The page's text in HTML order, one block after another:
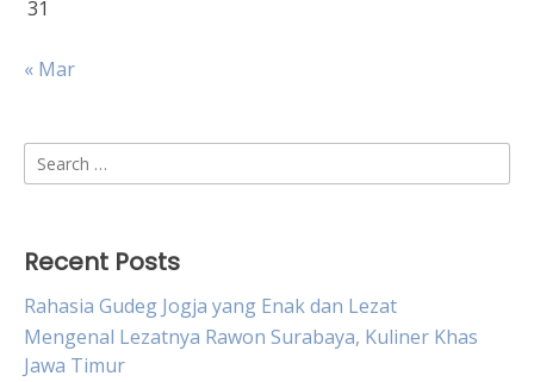
31
« Mar
Search
for:
Recent Posts
Rahasia Gudeg Jogja yang Enak dan Lezat
Mengenal Lezatnya Rawon Surabaya, Kuliner Khas
Jawa Timur